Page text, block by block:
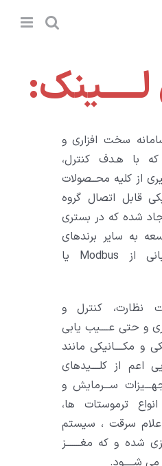
سخت افزاری و
با هـدف کنترل،
از کلیه محــصولات
قابل اتصال گروه
شده که در بستری
به سایر برندهای
اروپایی با پشتیبانی از Modbus یا
نظارت، کنترل و
و حتی عــــیب یابی
و مکــــانیکی مانند
اعم از کلــــیدهای
تجهـــیزات ســـرمایش و
ترموستات ها،
سرقت ، سیستم
شده و که مغـــــــز
می شـــــود.